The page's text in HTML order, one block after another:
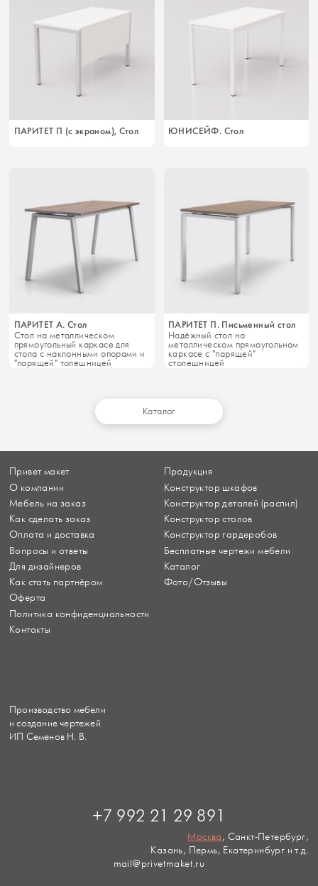
ПАРИТЕТ П (с экраном), Стол ЮНИСЕЙФ. Стол
ПАРИТЕТ А. Стол
Стол на металлическом
прямоугольный каркасе для
стола с наклонными опорами и
"парящей" толешницей
ПАРИТЕТ П. Письменный стол
Надёжный стол на
металлическом прямоугольном
каркасе с "парящей"
столешницей
Каталог
Привет макет
О компании
Мебель на заказ
Как сделать заказ
Оплата и доставка
Вопросы и ответы
Для дизайнеров
Как стать партнёром
Оферта
Политика конфиденциальности
Контакты
Продукция
Конструктор шкафов
Конструктор деталей (распил)
Конструктор столов
Конструктор гардеробов
Бесплатные чертежи мебели
Каталог
Фото/Отзывы
Производство мебели
и создание чертежей
ИП Семенов Н. В.
+7 992 21 29 891
Москва, Санкт-Петербург,
Казань, Пермь, Екатеринбург и т.д.
mail@privetmaket.ru